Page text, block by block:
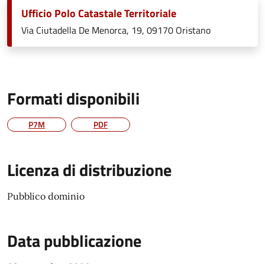
Ufficio Polo Catastale Territoriale
Via Ciutadella De Menorca, 19, 09170 Oristano
Formati disponibili
P7M PDF
Licenza di distribuzione
Pubblico dominio
Data pubblicazione